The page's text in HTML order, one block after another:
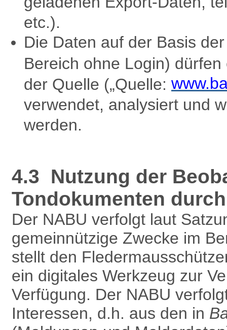
etc.).
Die Daten auf der Basis
Bereich ohne Login)
der Quelle („Quelle:
verwendet, analysiert und
werden.
4.3 Nutzung der
Tondokumenten
Der NABU verfolgt laut
gemein­nützige Zwecke im
stellt den
ein digitales Werkzeug zur
Verfügung. Der NABU
Interessen, d.h. aus den in